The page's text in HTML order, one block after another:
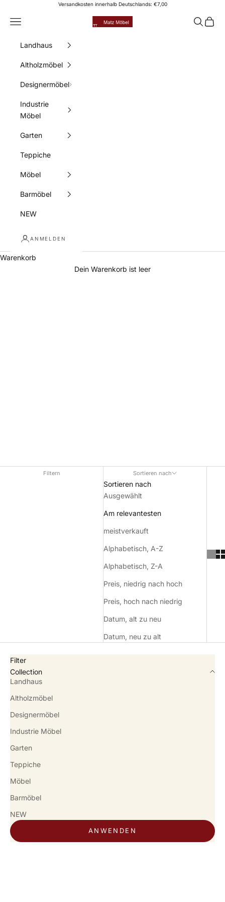
Zum Inhalt springenVersandkosten innerhalb Deutschlands: €7,00
Matz Möbel
Menü Suchen
Landhaus
Altholzmöbel
Designermöbel
Industrie
Möbel
Garten
Teppiche
Möbel
Barmöbel
NEW
ANMELDEN
Warenkorb
Dein Warenkorb ist leer
Regal
Filtern Sortieren nach
Sortieren nach
Ausgewählt
Am relevantesten
meistverkauft
Alphabetisch, A-Z
Alphabetisch, Z-A
Preis, niedrig nach hoch
Preis, hoch nach niedrig
Datum, alt zu neu
Datum, neu zu alt
Filter
Collection
Landhaus
Altholzmöbel
Designermöbel
Industrie Möbel
Garten
Teppiche
Möbel
Barmöbel
NEW
ANWENDEN